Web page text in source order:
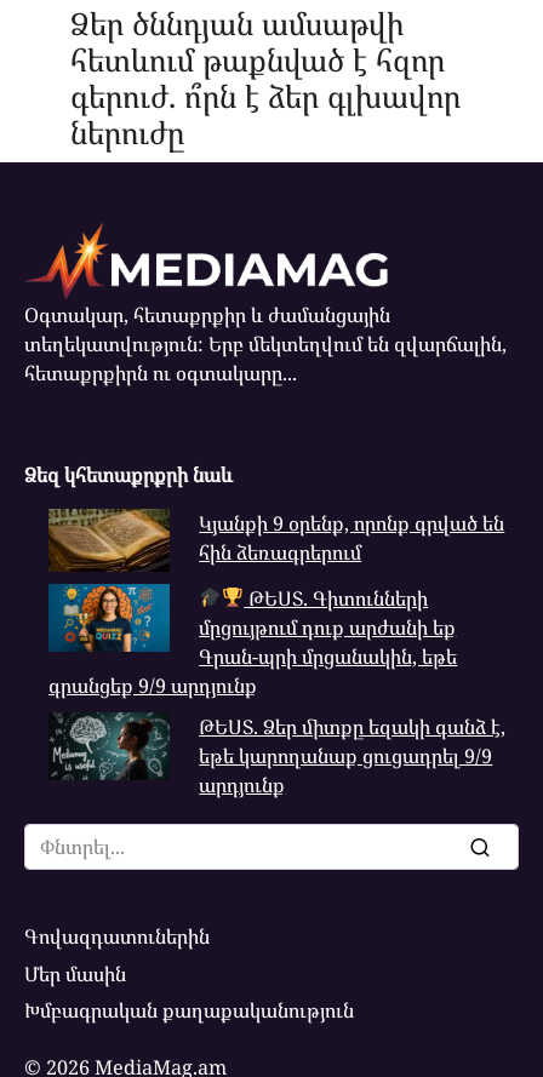
Ձեր ծննդյան ամսաթվի
հետևում թաքնված է հզոր
գերուժ. ո՞րն է ձեր գլխավոր
ներուժը
Օգտակար, հետաքրքիր և ժամանցային
տեղեկատվություն: Երբ մեկտեղվում են զվարճալին,
հետաքրքիրն ու օգտակարը...
Ձեզ կհետաքրքրի նաև
Կյանքի 9 օրենք, որոնք գրված են
հին ձեռագրերում
ԹԵՍՏ. Գիտունների
մրցույթում դուք արժանի եք
Գրան-պրի մրցանակին, եթե
գրանցեք 9/9 արդյունք
ԹԵՍՏ. Ձեր միտքը եզակի գանձ է,
եթե կարողանաք ցուցադրել 9/9
արդյունք
Search
for:
Գովազդատուներին
Մեր մասին
Խմբագրական քաղաքականություն
© 2026 MediaMag.am